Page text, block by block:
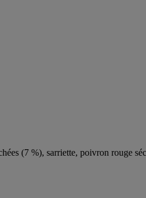
(7 %), sarriette, poivron rouge